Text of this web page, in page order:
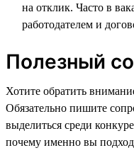
на отклик. Часто в
работодателем и
Полезный
Хотите обратить
Обязательно пишите
выделиться среди
почему именно вы